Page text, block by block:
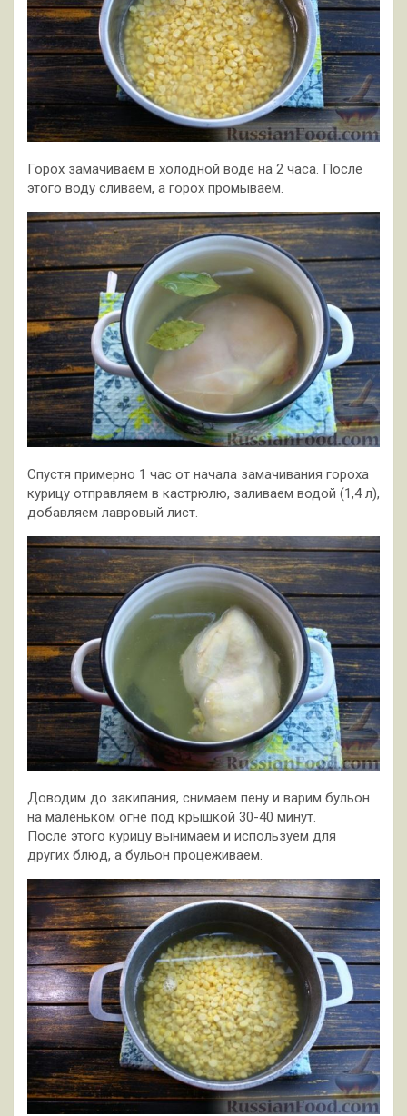
Горох замачиваем в холодной воде на 2 часа. После
этого воду сливаем, а горох промываем.
Спустя примерно 1 час от начала замачивания гороха
курицу отправляем в кастрюлю, заливаем водой (1,4 л),
добавляем лавровый лист.
Доводим до закипания, снимаем пену и варим бульон
на маленьком огне под крышкой 30-40 минут.
После этого курицу вынимаем и используем для
других блюд, а бульон процеживаем.